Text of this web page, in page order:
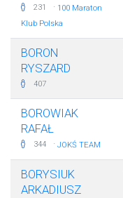
231 · 100 Maraton
Klub Polska
BORON
RYSZARD
407
BOROWIAK
RAFAŁ
344 · JOKŚ TEAM
BORYSIUK
ARKADIUSZ